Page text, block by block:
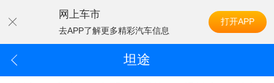
网上车市
去APP了解更多精彩汽车信息
打开APP
坦途